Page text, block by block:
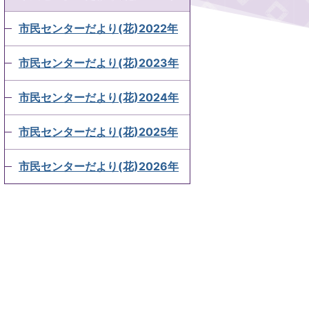
市民センターだより(花)2022年
市民センターだより(花)2023年
市民センターだより(花)2024年
市民センターだより(花)2025年
市民センターだより(花)2026年